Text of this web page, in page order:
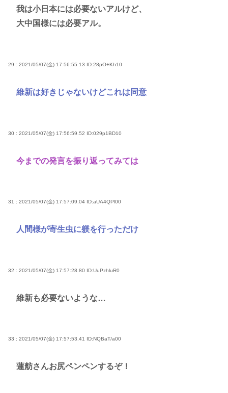
我は小日本には必要ないアルけど、
大中国様には必要アル。
29 : 2021/05/07(金) 17:56:55.13 ID:28pO+Kh10
維新は好きじゃないけどこれは同意
30 : 2021/05/07(金) 17:56:59.52 ID:029p1BD10
今までの発言を振り返ってみては
31 : 2021/05/07(金) 17:57:09.04 ID:aUA4QPl00
人間様が寄生虫に躾を行っただけ
32 : 2021/05/07(金) 17:57:28.80 ID:UuPzhluR0
維新も必要ないような…
33 : 2021/05/07(金) 17:57:53.41 ID:NQBaT/a00
蓮舫さんお尻ペンペンするぞ！